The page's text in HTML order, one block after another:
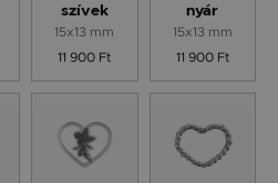
szívek
15x13 mm
11 900 Ft
nyár
15x13 mm
11 900 Ft